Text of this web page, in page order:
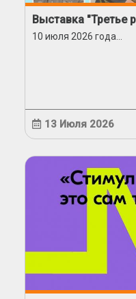
Выставка "Третье
10 июля 2026 года...
13 Июля 2026